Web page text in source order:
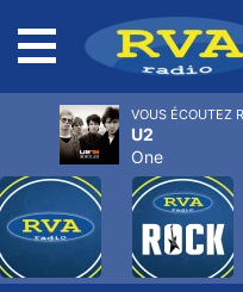
VOUS ÉCOUTEZ
U2
One